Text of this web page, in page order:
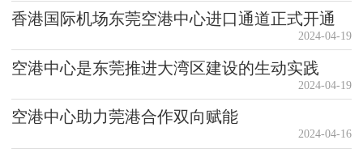
香港国际机场东莞空港中心进口通道正式开通
2024-04-19
空港中心是东莞推进大湾区建设的生动实践
2024-04-19
空港中心助力莞港合作双向赋能
2024-04-16